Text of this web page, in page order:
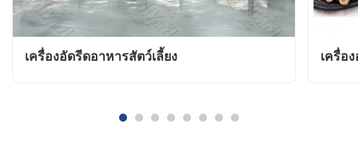
เครื่องอัดรีดอาหารสัตว์เลี้ยง เครื่อ